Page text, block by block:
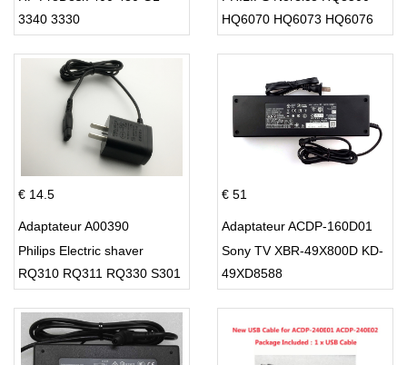
3340 3330
HQ6070 HQ6073 HQ6076
€ 14.5
Adaptateur A00390
Philips Electric shaver
RQ310 RQ311 RQ330 S301
€ 51
Adaptateur ACDP-160D01
Sony TV XBR-49X800D KD-
49XD8588